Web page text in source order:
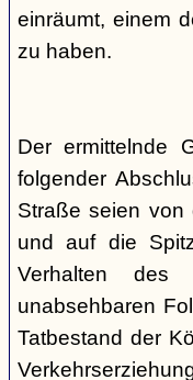
einräumt, einem
zu haben.
Der ermittelnde
folgender
Straße seien von
und auf die
Verhalten des
unabsehbaren
Tatbestand der